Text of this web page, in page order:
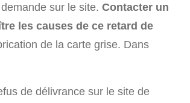
sur le site. Contacter un
les causes de ce retard de
de la carte grise. Dans
de délivrance sur le site de